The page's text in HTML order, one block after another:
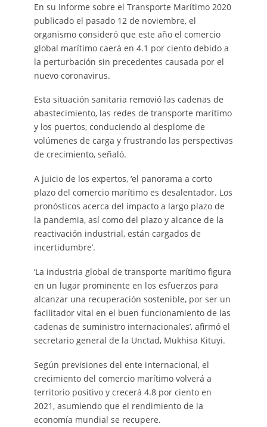
En su Informe sobre el Transporte Marítimo 2020
publicado el pasado 12 de noviembre, el
organismo consideró que este año el comercio
global marítimo caerá en 4.1 por ciento debido a
la perturbación sin precedentes causada por el
nuevo coronavirus.
Esta situación sanitaria removió las cadenas de
abastecimiento, las redes de transporte marítimo
y los puertos, conduciendo al desplome de
volúmenes de carga y frustrando las perspectivas
de crecimiento, señaló.
A juicio de los expertos, ‘el panorama a corto
plazo del comercio marítimo es desalentador. Los
pronósticos acerca del impacto a largo plazo de
la pandemia, así como del plazo y alcance de la
reactivación industrial, están cargados de
incertidumbre’.
‘La industria global de transporte marítimo figura
en un lugar prominente en los esfuerzos para
alcanzar una recuperación sostenible, por ser un
facilitador vital en el buen funcionamiento de las
cadenas de suministro internacionales’, afirmó el
secretario general de la Unctad, Mukhisa Kituyi.
Según previsiones del ente internacional, el
crecimiento del comercio marítimo volverá a
territorio positivo y crecerá 4.8 por ciento en
2021, asumiendo que el rendimiento de la
economía mundial se recupere.